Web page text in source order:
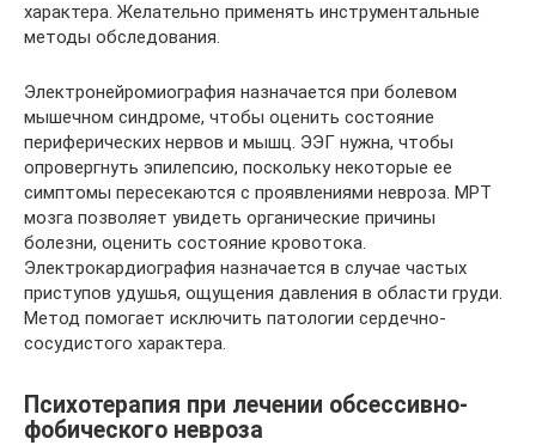
характера. Желательно применять инструментальные
методы обследования.
Электронейромиография назначается при болевом
мышечном синдроме, чтобы оценить состояние
периферических нервов и мышц. ЭЭГ нужна, чтобы
опровергнуть эпилепсию, поскольку некоторые ее
симптомы пересекаются с проявлениями невроза. МРТ
мозга позволяет увидеть органические причины
болезни, оценить состояние кровотока.
Электрокардиография назначается в случае частых
приступов удушья, ощущения давления в области груди.
Метод помогает исключить патологии сердечно-
сосудистого характера.
Психотерапия при лечении обсессивно-
фобического невроза